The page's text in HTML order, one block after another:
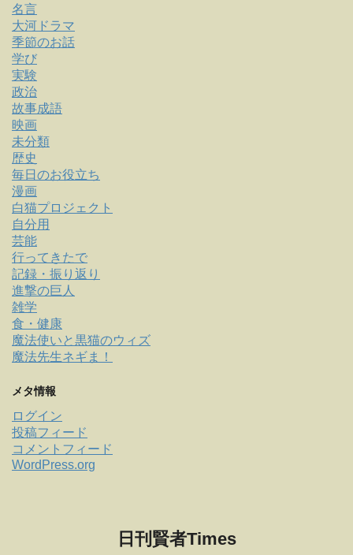
名言
大河ドラマ
季節のお話
学び
実験
政治
故事成語
映画
未分類
歴史
毎日のお役立ち
漫画
白猫プロジェクト
自分用
芸能
行ってきたで
記録・振り返り
進撃の巨人
雑学
食・健康
魔法使いと黒猫のウィズ
魔法先生ネギま！
メタ情報
ログイン
投稿フィード
コメントフィード
WordPress.org
日刊賢者Times